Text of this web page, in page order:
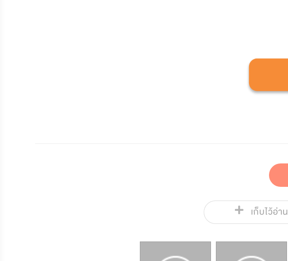
เก็บไว้อ่าน